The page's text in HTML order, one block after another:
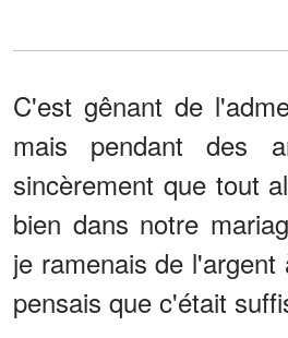
C'est gênant de
mais pendant des
sincèrement que tout
bien dans notre
je ramenais de
pensais que c'était